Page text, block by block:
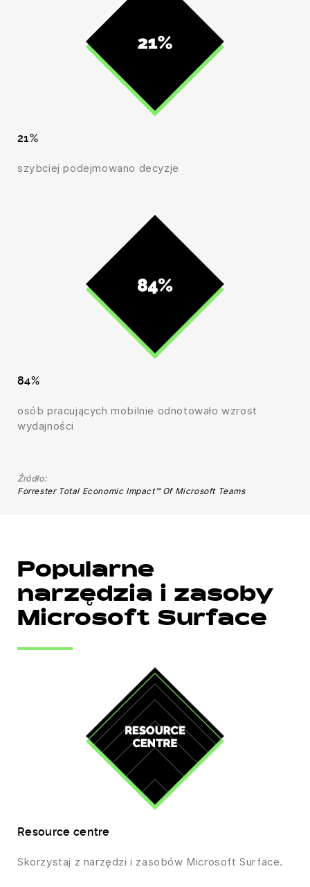
21%
szybciej podejmowano decyzje
84%
osób pracujących mobilnie odnotowało wzrost
wydajności
Źródło:
Forrester Total Economic Impact™ Of Microsoft Teams
Popularne
narzędzia i zasoby
Microsoft Surface
Resource centre
Skorzystaj z narzędzi i zasobów Microsoft Surface.